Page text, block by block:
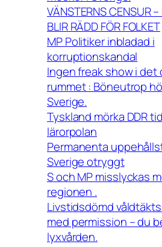
VÄNSTERNS CENSUR
BLIR RÄDD FÖR FOLKET
MP Politiker inbladad i
korruptionskandal
Ingen freak show i det
rummet : Böneutrop
Sverige.
Tyskland mörka DDR
lärorpolan
Permanenta
Sverige otryggt
S och MP misslyckas
regionen .
Livstidsdömd
med permission – du
lyxvården.